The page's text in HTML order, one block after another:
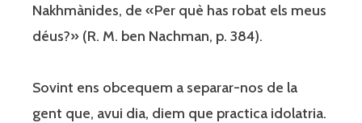
Nakhmànides, de «Per què has robat els meus
déus?» (R. M. ben Nachman, p. 384).
Sovint ens obcequem a separar-nos de la
gent que, avui dia, diem que practica idolatria.